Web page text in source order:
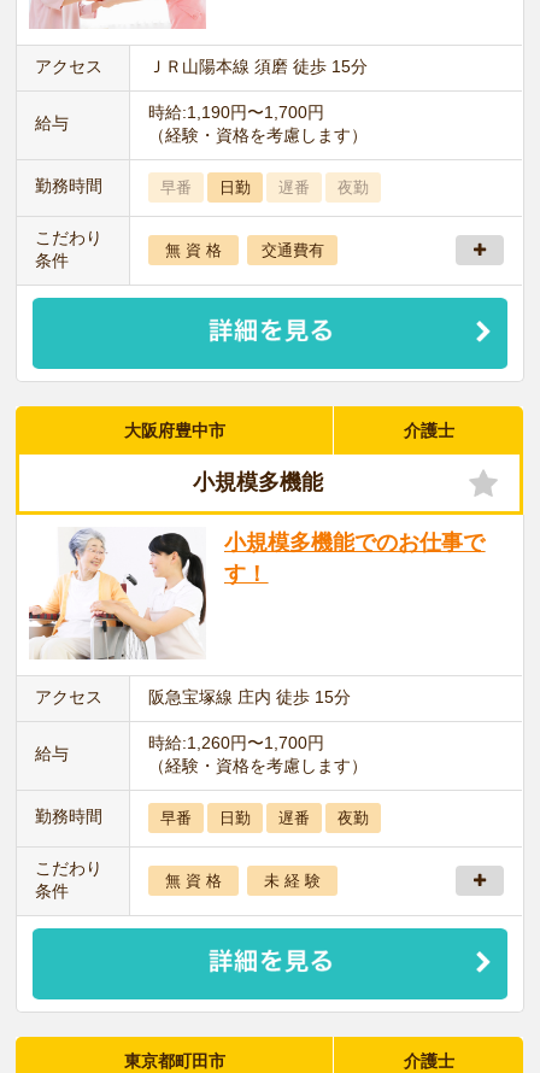
アクセス ＪＲ山陽本線 須磨 徒歩 15分
給与
時給:1,190円〜1,700円
（経験・資格を考慮します）
勤務時間 早番 日勤 遅番 夜勤
こだわり
条件
無 資 格 交通費有
大阪府豊中市 介護士
小規模多機能
小規模多機能でのお仕事で
す！
アクセス 阪急宝塚線 庄内 徒歩 15分
給与
時給:1,260円〜1,700円
（経験・資格を考慮します）
勤務時間 早番 日勤 遅番 夜勤
こだわり
条件
無 資 格 未 経 験
東京都町田市 介護士